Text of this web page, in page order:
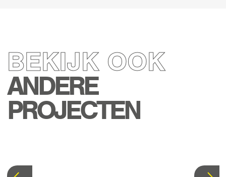
BEKIJK OOK
ANDERE
PROJECTEN